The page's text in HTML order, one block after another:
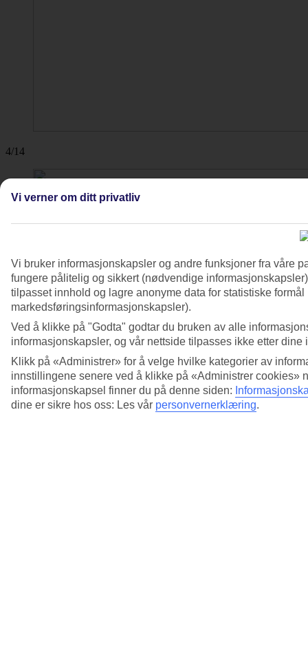
4/14
Vi verner om ditt privatliv
Vi bruker informasjonskapsler og andre funksjoner fra våre
fungere pålitelig og sikkert (nødvendige
tilpasset innhold og lagre anonyme data for statistiske
markedsføringsinformasjonskapsler).
Ved å klikke på "Godta" godtar du bruken av alle
informasjonskapsler, og vår nettside tilpasses ikke etter dine
Klikk på «Administrer» for å velge hvilke kategorier av
innstillingene senere ved å klikke på «Administrer cookies»
informasjonskapsel finner du på denne siden:
dine er sikre hos oss: Les vår personvernerklæring.